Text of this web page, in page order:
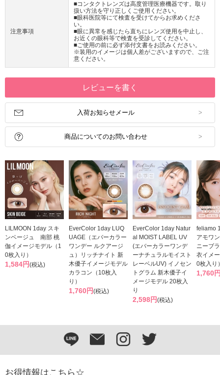
注意事項
■コンタクトレンズは高度管理医療機器です。取り
扱い方法を守り正しくご使用ください。
■眼科医院等にて検査を受けてからお求めくださ
い。
■眼に異常を感じたら直ちにレンズ使用を中止し、
お近くの眼科等で検査を受診してください。
■ご使用の前に必ず添付文書をお読みください。
※装用のイメージは個人差がございますので、ご注
意ください。
レビューを書く
入荷お知らせメール
商品についてのお問い合わせ
LILMOON 1day スキ
ンベージュ 南部 桃
伽イメージモデル（1
0枚入り）
1,584円(税込)
EverColor 1day LUQ
UAGE（エバーカラー
ワンデー ルクアージ
ュ）リッチナイト 新
木優子イメージモデル
カラコン（10枚入
り）
1,760円(税込)
EverColor 1day Natur
al MOIST LABEL UV
(エバーカラーワンデ
ーナチュラルモイスト
レーベルUV) イノセン
トグラム 新木優子イ
メージモデル 20枚入
り
2,598円(税込)
feliamo
アモワ
ニーブ
衣イメ
0枚入り
1,760
お得情報はこちら☆